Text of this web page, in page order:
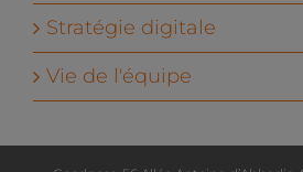
Stratégie digitale
Vie de l'équipe